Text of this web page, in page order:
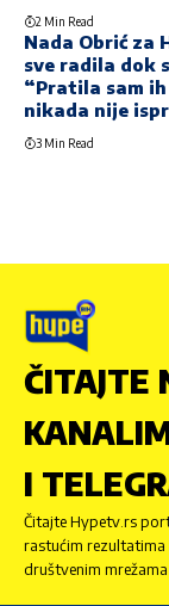
2 Min Read
Nada Obrić za
sve radila dok
“Pratila sam
nikada nije
3 Min Read
ČITAJTE
I
Čitajte Hypetv.rs
rastućim rezultatima
društvenim